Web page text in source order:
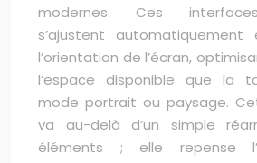
modernes. Ces
s’ajustent
l’orientation de l’écran,
l’espace disponible que la
mode portrait ou paysage.
va au-delà d’un simple
éléments ; elle repense